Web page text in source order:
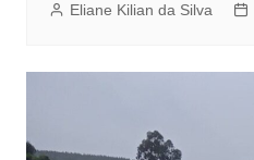
Eliane Kilian da Silva